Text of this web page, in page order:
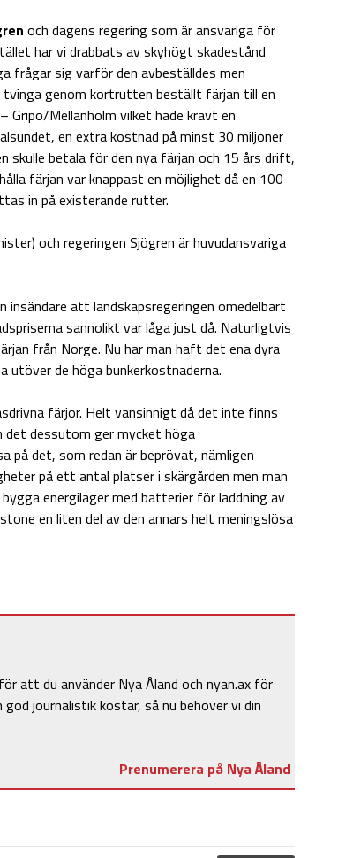
och dagens regering som är ansvariga för
har vi drabbats av skyhögt skadestånd
frågar sig varför den avbeställdes men
genom kortrutten beställt färjan till en
Gripö/Mellanholm vilket hade krävt en
en extra kostnad på minst 30 miljoner
skulle betala för den nya färjan och 15 års drift,
färjan var knappast en möjlighet då en 100
in på existerande rutter.
och regeringen Sjögren är huvudansvariga
insändare att landskapsregeringen omedelbart
sannolikt var låga just då. Naturligtvis
från Norge. Nu har man haft det ena dyra
utöver de höga bunkerkostnaderna.
färjor. Helt vansinnigt då det inte finns
dessutom ger mycket höga
på det, som redan är beprövat, nämligen
på ett antal platser i skärgården men man
energilager med batterier för laddning av
en liten del av den annars helt meningslösa
du använder Nya Åland och nyan.ax för
journalistik kostar, så nu behöver vi din
Prenumerera på Nya Åland